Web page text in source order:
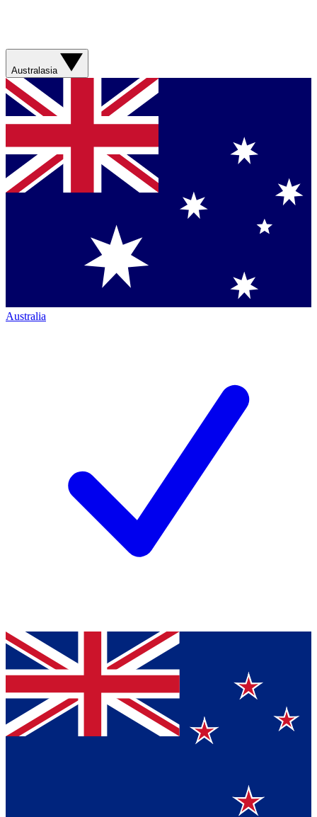
Australasia
Australia